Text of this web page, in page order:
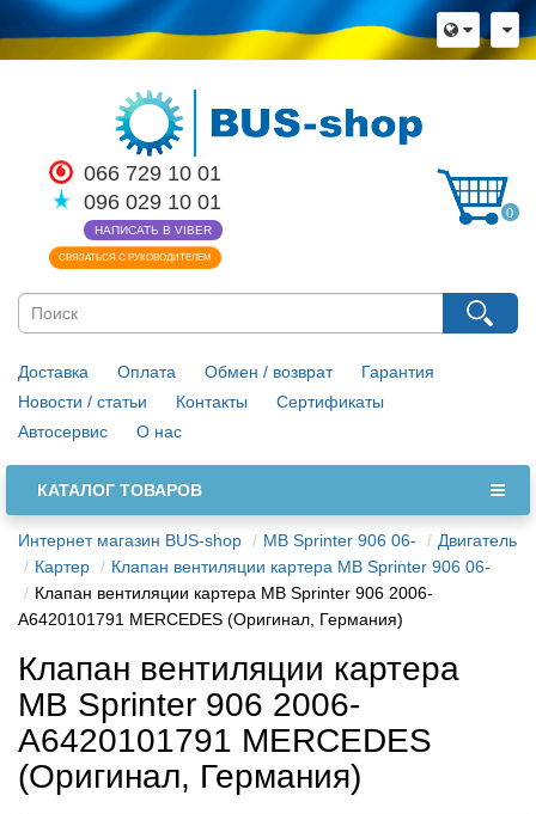
066 729 10 01
096 029 10 01
НАПИСАТЬ В VIBER
СВЯЗАТЬСЯ С РУКОВОДИТЕЛЕМ
0
Доставка Оплата Обмен / возврат
Гарантия
Новости / статьи
Контакты
Сертификаты
Автосервис
О нас
КАТАЛОГ ТОВАРОВ
Интернет магазин BUS-shop MB Sprinter 906 06-
Двигатель
Картер
Клапан вентиляции картера MB Sprinter 906 06-
Клапан вентиляции картера MB Sprinter 906 2006-
A6420101791 MERCEDES (Оригинал, Германия)
Клапан вентиляции картера
MB Sprinter 906 2006-
A6420101791 MERCEDES
(Оригинал, Германия)